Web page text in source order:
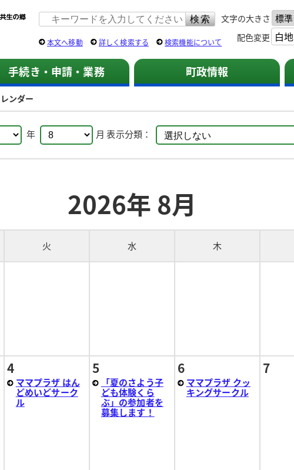
佐用町 公式ホームページ 文字の大きさ 標準
配色変更 白地
本文へ移動 詳しく検索する 検索機能について
手続き・申請・業務 町政情報
ンダー
年 月表示分類：
2026年 8月
火 水 木
4
ママプラザ はん
どめいどサーク
ル
5
「夏のさよう子
ども体験くら
ぶ」の参加者を
募集します！
6
ママプラザ クッ
キングサークル
7